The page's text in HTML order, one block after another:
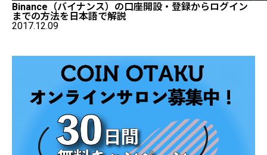
Binance（バイナンス）の口座開設・登録からログイン
までの方法を日本語で解説
2017.12.09